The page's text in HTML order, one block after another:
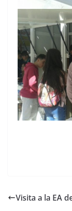
Visita a la EA